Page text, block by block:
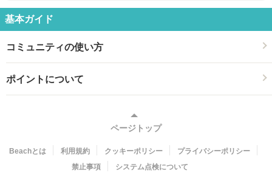
基本ガイド
コミュニティの使い方
ポイントについて
ページトップ
Beachとは 利用規約 クッキーポリシー
プライバシーポリシー
禁止事項
システム点検について